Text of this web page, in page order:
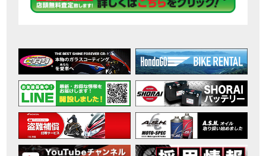
MOVIE 【ホンダ バイク】「ボカロ文化」を知ろう ナビゲーションをスキップ 検索 作成 6 アバターの画像 三重県を巡る女性ライダーの4日間！ポケふた全制覇ツーリング Honda CB1000F
CAMPAIGN 免許取得サポートキャンペーン実施中！
EVENT ［三重県下最大級のバイクイベント］2026MIE BIKE FES開催
MOVIE 【ホンダ バイク】【バイク女子】怖くて乗れなかったあの憧れバイク、ついに乗ります！
MOVIE 【ホンダ バイク】バイクが動かなくなった…原因不明で入院します
CAMPAIGN Rebel 250 E-Clutch シリーズ 洋用品購入サポートキャンペーン
MOVIE 【ホンダ バイク】CB1000F 4台で三重県ツーリング！梅本まどかさん、MIISAさんと一日笑った【ポケふた】Honda
MOVIE 【ホンダ バイク】【GB350C S】梅本まどかさんと三重県ツーリング満喫しました！ポケふた探し第1弾【モトブログ】